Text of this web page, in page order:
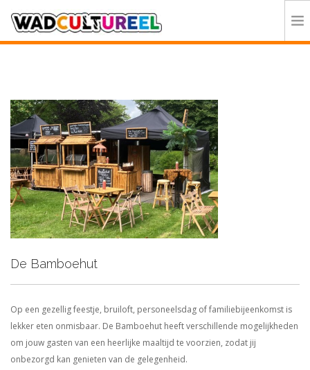
DEELNEMERS
DOE MEE
CONTACT
ORGANISATIE
De Bamboehut
Op een gezellig feestje, bruiloft, personeelsdag of familiebijeenkomst is
lekker eten onmisbaar. De Bamboehut heeft verschillende mogelijkheden
om jouw gasten van een heerlijke maaltijd te voorzien, zodat jij
onbezorgd kan genieten van de gelegenheid.